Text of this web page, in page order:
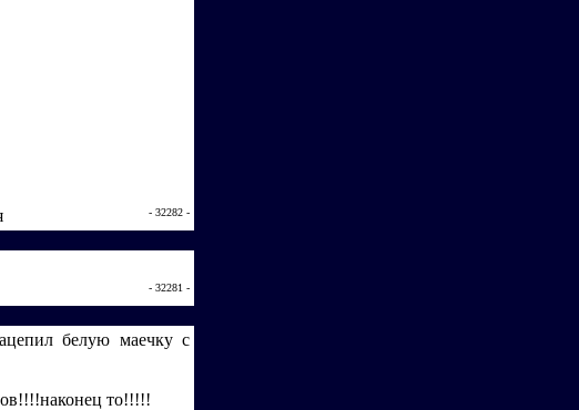
- 32282 -
- 32281 -
белую маечку с
то!!!!!